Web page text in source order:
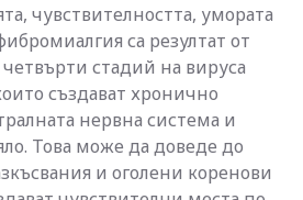
чувствителността, умората
са резултат от
стадий на вируса
създават хронично
нервна система и
Това може да доведе до
и оголени коренови